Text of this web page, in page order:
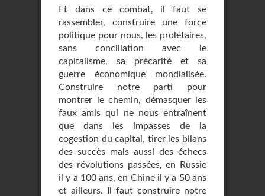
Et dans ce combat, il faut se
rassembler, construire une force
politique pour nous, les prolétaires,
sans conciliation avec le
capitalisme, sa précarité et sa
guerre économique mondialisée.
Construire notre parti pour
montrer le chemin, démasquer les
faux amis qui ne nous entraînent
que dans les impasses de la
cogestion du capital, tirer les bilans
des succès mais aussi des échecs
des révolutions passées, en Russie
il y a 100 ans, en Chine il y a 50 ans
et ailleurs. Il faut construire notre